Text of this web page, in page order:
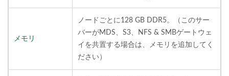
メモリ
ノードごとに128 GB DDR5。（このサー
バーがMDS、S3、NFS & SMBゲートウェ
イを共置する場合は、メモリを追加してく
ださい）